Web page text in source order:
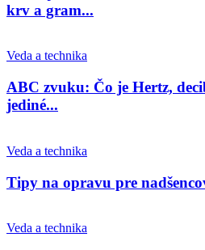
krv a gram...
Veda a technika
ABC zvuku: Čo je Hertz,
jediné...
Veda a technika
Tipy na opravu pre
Veda a technika